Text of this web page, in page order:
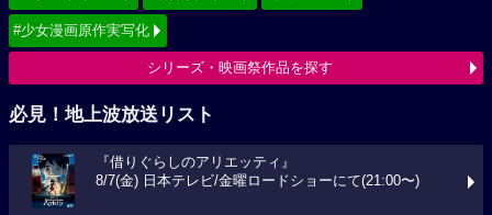
#少女漫画原作実写化
シリーズ・映画祭作品を探す
必見！地上波放送リスト
『借りぐらしのアリエッティ』
8/7(金) 日本テレビ/金曜ロードショーにて(21:00〜)